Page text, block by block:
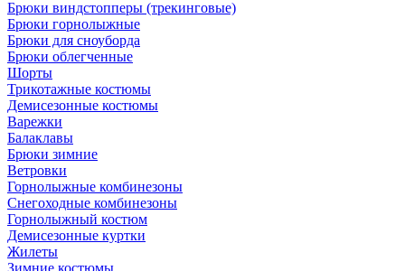
Брюки виндстопперы (трекинговые)
Брюки горнолыжные
Брюки для сноуборда
Брюки облегченные
Шорты
Трикотажные костюмы
Демисезонные костюмы
Варежки
Балаклавы
Брюки зимние
Ветровки
Горнолыжные комбинезоны
Снегоходные комбинезоны
Горнолыжный костюм
Демисезонные куртки
Жилеты
Зимние костюмы